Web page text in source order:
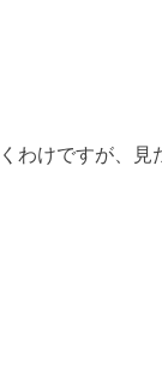
わけですが、見